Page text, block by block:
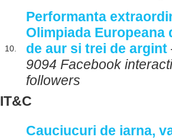
10.
Performanta
Olimpiada Europeana
de aur si trei de argint
9094 Facebook
followers
IT&C
Cauciucuri de iarna,